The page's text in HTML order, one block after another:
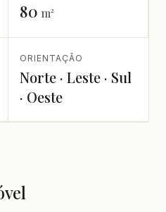
80 m²
ORIENTAÇÃO
Norte · Leste · Sul
· Oeste